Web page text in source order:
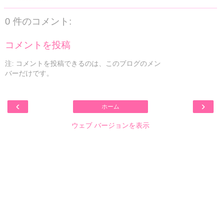
0 件のコメント:
コメントを投稿
注: コメントを投稿できるのは、このブログのメン
バーだけです。
‹ ›
ホーム
ウェブ バージョンを表示